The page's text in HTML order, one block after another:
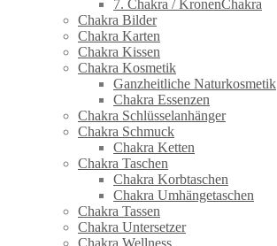
7. Chakra / KronenChakra
Chakra Bilder
Chakra Karten
Chakra Kissen
Chakra Kosmetik
Ganzheitliche Naturkosmetik
Chakra Essenzen
Chakra Schlüsselanhänger
Chakra Schmuck
Chakra Ketten
Chakra Taschen
Chakra Korbtaschen
Chakra Umhängetaschen
Chakra Tassen
Chakra Untersetzer